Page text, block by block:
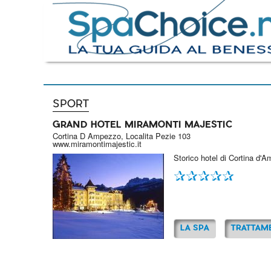
SPORT
GRAND HOTEL MIRAMONTI MAJESTIC
Cortina D Ampezzo, Localita Pezie 103
www.miramontimajestic.it
Storico hotel di Cortina
LA SPA